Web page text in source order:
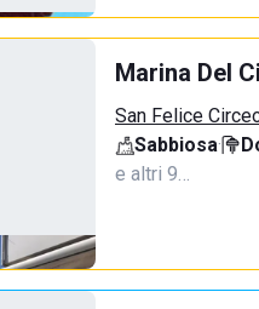
Marina Del
San Felice
Sabbiosa·
e altri 9…